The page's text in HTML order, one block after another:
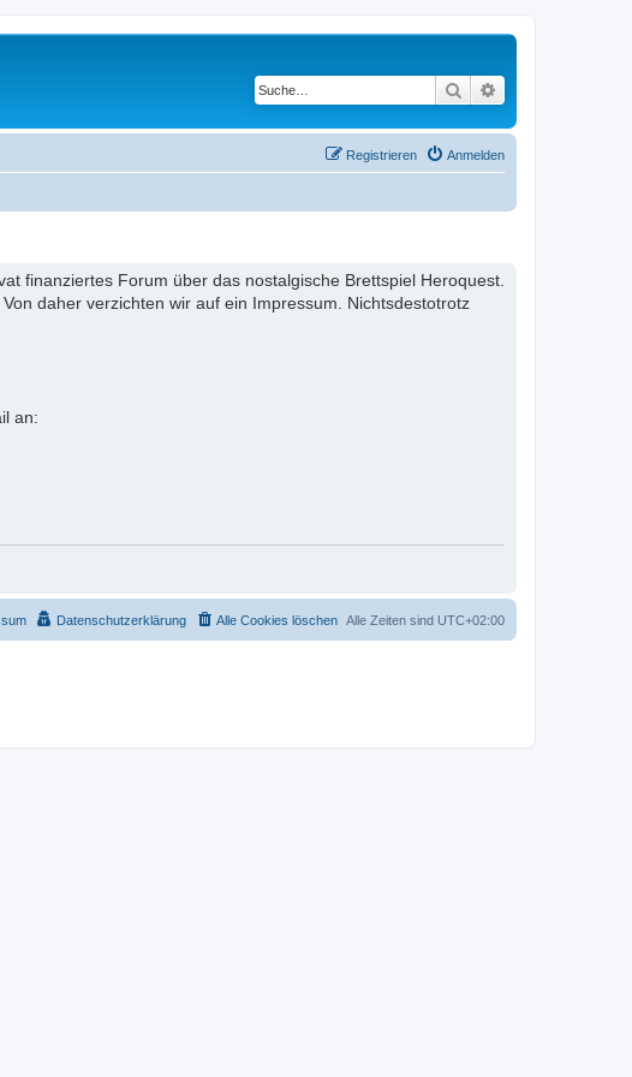
Suche
Anmelden
Registrieren
finanziertes Forum über das nostalgische Brettspiel Heroquest.
daher verzichten wir auf ein Impressum. Nichtsdestotrotz
an:
Alle Zeiten sind UTC+02:00
Alle Cookies löschen
Datenschutzerklärung